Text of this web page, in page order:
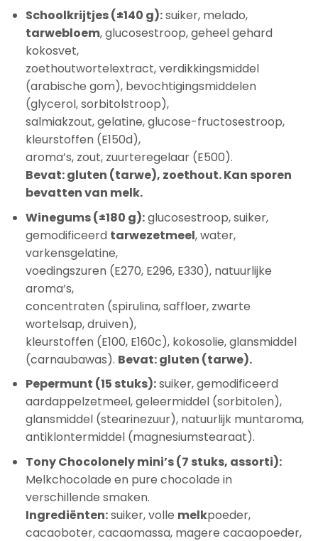
Schoolkrijtjes (±140 g):suiker, melado,
tarwebloem, glucosestroop, geheel gehard
kokosvet,
zoethoutwortelextract, verdikkingsmiddel
(arabische gom), bevochtigingsmiddelen
(glycerol, sorbitolstroop),
salmiakzout, gelatine, glucose-fructosestroop,
kleurstoffen (E150d),
aroma’s, zout, zuurteregelaar (E500).
Bevat: gluten (tarwe), zoethout. Kan sporen
bevatten van melk.
Winegums (±180 g):glucosestroop, suiker,
gemodificeerd tarwezetmeel, water,
varkensgelatine,
voedingszuren (E270, E296, E330), natuurlijke
aroma’s,
concentraten (spirulina, saffloer, zwarte
wortelsap, druiven),
kleurstoffen (E100, E160c), kokosolie, glansmiddel
(carnaubawas). Bevat: gluten (tarwe).
Pepermunt (15 stuks):suiker, gemodificeerd
aardappelzetmeel, geleermiddel (sorbitolen),
glansmiddel (stearinezuur), natuurlijk muntaroma,
antiklontermiddel (magnesiumstearaat).
Tony Chocolonely mini’s (7 stuks, assorti):
Melkchocolade en pure chocolade in
verschillende smaken.
Ingrediënten:suiker, volle melkpoeder,
cacaoboter, cacaomassa, magere cacaopoeder,